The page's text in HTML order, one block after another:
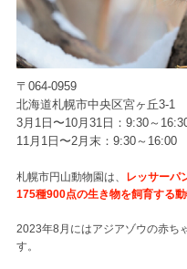
〒064-0959
北海道札幌市中央区宮ヶ丘3-1
3月1日〜10月31日：9:30～
11月1日〜2月末：9:30～16:00
札幌市円山動物園は、
レッサーパ
175種900点の生き物を飼育する
2023年8月にはアジアゾウの赤ち
す。